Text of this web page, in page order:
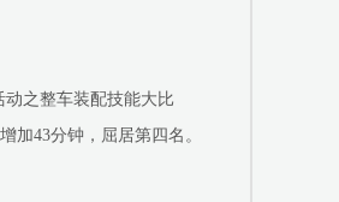
之整车装配技能大比
加43分钟，屈居第四名。